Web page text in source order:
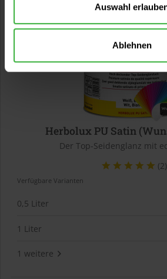
Auswahl
Ablehnen
Herbolux PU Satin
Der Top-Seidenglanz mit
(2)
Verfügbare Varianten
0,5 Liter
1 Liter
1 weitere